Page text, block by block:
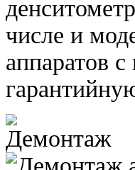
числе и
аппаратов